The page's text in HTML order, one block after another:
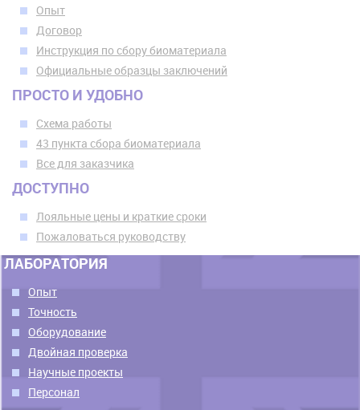
Опыт
Договор
Инструкция по сбору биоматериала
Официальные образцы заключений
ПРОСТО И УДОБНО
Схема работы
43 пункта сбора биоматериала
Все для заказчика
ДОСТУПНО
Лояльные цены и краткие сроки
Пожаловаться руководству
ЛАБОРАТОРИЯ
Опыт
Точность
Оборудование
Двойная проверка
Научные проекты
Персонал